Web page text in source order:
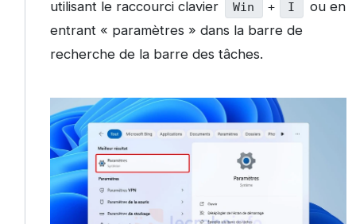
utilisant le raccourci clavier Win + I
ou en
entrant « paramètres » dans la barre de
recherche de la barre des tâches.